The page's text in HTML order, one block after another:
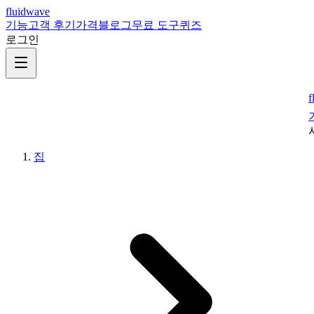
fluidwave
기능고객 후기 가격블로그무료 도구퀴즈
로그인
집